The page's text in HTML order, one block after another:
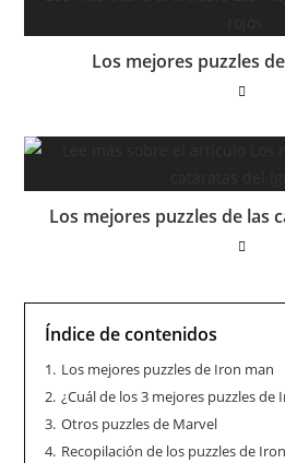
Los mejores puzzles
Los mejores puzzles de las
Índice de contenidos
1. Los mejores puzzles de Iron man
2. ¿Cuál de los 3 mejores puzzles
3. Otros puzzles de Marvel
4. Recopilación de los puzzles de